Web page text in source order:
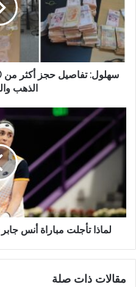
الذهب
لماذا تأجلت مباراة أنس
مقالات ذات صلة